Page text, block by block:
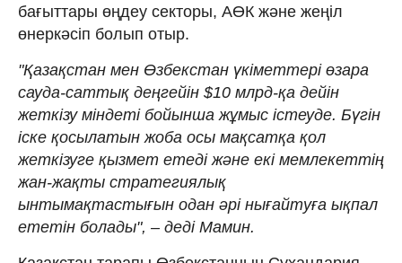
бағыттары өңдеу секторы, АӨК және жеңіл
өнеркәсіп болып отыр.
"Қазақстан мен Өзбекстан үкіметтері өзара
сауда-саттық деңгейін $10 млрд-қа дейін
жеткізу міндеті бойынша жұмыс істеуде. Бүгін
іске қосылатын жоба осы мақсатқа қол
жеткізуге қызмет етеді және екі мемлекеттің
жан-жақты стратегиялық
ынтымақтастығын одан әрі нығайтуға ықпал
ететін болады", – деді Мамин.